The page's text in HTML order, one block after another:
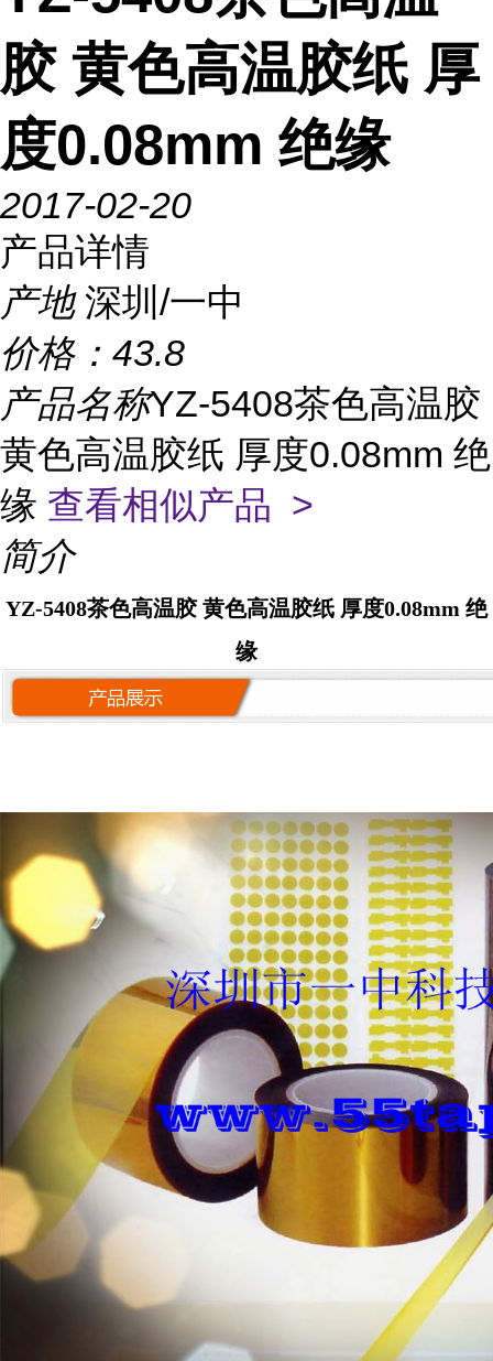
胶 黄色高温胶纸 厚
度0.08mm 绝缘
2017-02-20
产品详情
产地 深圳/一中
价格： 43.8
产品名称YZ-5408茶色高温胶
黄色高温胶纸 厚度0.08mm 绝
缘 查看相似产品 >
简介
YZ-5408茶色高温胶 黄色高温胶纸 厚度0.08mm 绝
缘